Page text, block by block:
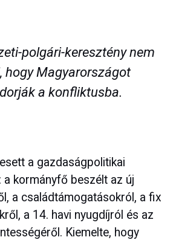
polgári-keresztény nem
hogy Magyarországot
a konfliktusba.
a gazdaságpolitikai
a kormányfő beszélt az új
a családtámogatásokról, a fix
a 14. havi nyugdíjról és az
Kiemelte, hogy